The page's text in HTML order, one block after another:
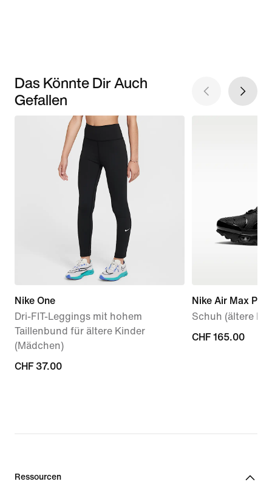
Das Könnte Dir Auch
Gefallen
Nike One
Dri-FIT-Leggings mit hohem
Taillenbund für ältere Kinder
(Mädchen)
CHF 37.00
CHF 37.00
Nike Air Max Plus
Schuh (ältere
CHF 165.00
CHF 165.00
Ressourcen